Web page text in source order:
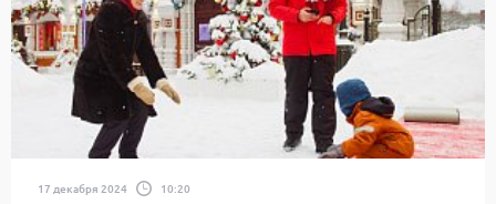
17 декабря 2024 10:20